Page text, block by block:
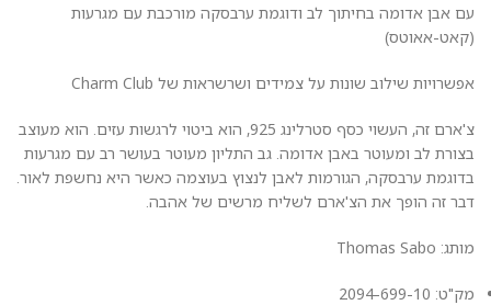
עם אבן אדומה בחיתוך לב ודוגמת ערבסקה מורכבת עם מגרעות
(קאט-אאוטס)
אפשרויות שילוב שונות על צמידים ושרשראות של Charm Club
צ'ארם זה, העשוי כסף סטרלינג 925, הוא ביטוי לרגשות עזים. הוא מעוצב
בצורת לב ומעוטר באבן אדומה. גב התליון מעוטר בעושר רב עם מגרעות
בדוגמת ערבסקה, הגורמות לאבן לנצוץ בעוצמה כאשר היא נחשפת לאור.
דבר זה הופך את הצ'ארם לשליח מרשים של אהבה.
מותג: Thomas Sabo
מק"ט: 2094-699-10